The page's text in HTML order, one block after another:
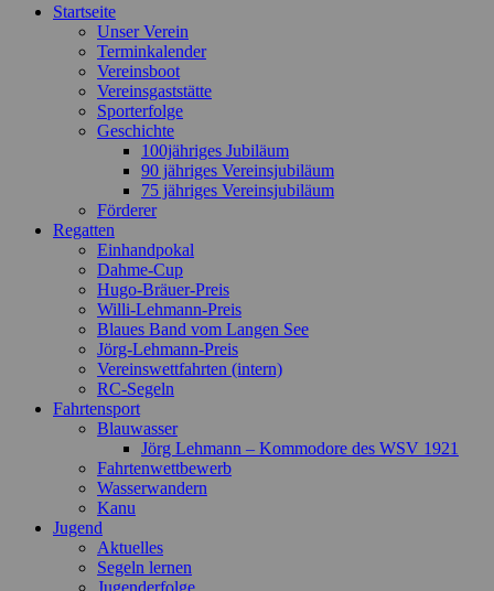
Zum
Startseite
Unser Verein
Terminkalender
Vereinsboot
Vereinsgaststätte
Sporterfolge
Geschichte
100jähriges Jubiläum
90 jähriges Vereinsjubiläum
75 jähriges Vereinsjubiläum
Förderer
Regatten
Einhandpokal
Dahme-Cup
Hugo-Bräuer-Preis
Willi-Lehmann-Preis
Blaues Band vom Langen See
Jörg-Lehmann-Preis
Vereinswettfahrten (intern)
RC-Segeln
Fahrtensport
Blauwasser
Jörg Lehmann – Kommodore des WSV 1921
Fahrtenwettbewerb
Wasserwandern
Kanu
Jugend
Aktuelles
Segeln lernen
Jugenderfolge